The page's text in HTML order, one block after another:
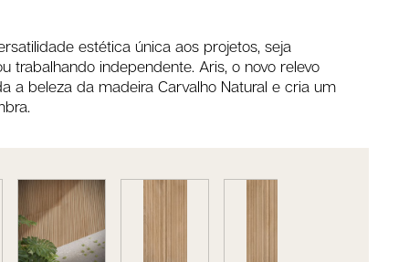
estética única aos projetos, seja
trabalhando independente. Aris, o novo relevo
a beleza da madeira Carvalho Natural e cria um